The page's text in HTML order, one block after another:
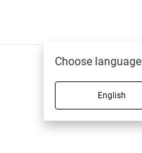
Choose language
English